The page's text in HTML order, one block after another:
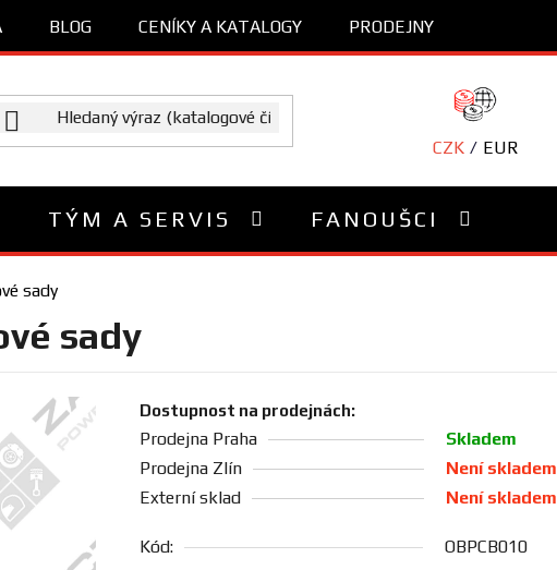
BLOG CENÍKY A KATALOGY PRODEJNY
CZK EUR
TÝM A SERVIS FANOUŠCI
sady
sady
Dostupnost na prodejnách:
Prodejna Praha
Skladem
Prodejna Zlín
Není skladem
Externí sklad
Není skladem
Kód: OBPCB010